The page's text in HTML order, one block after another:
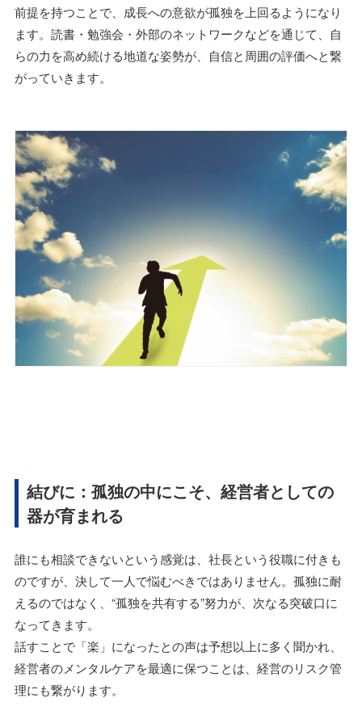
前提を持つことで、成長への意欲が孤独を上回るようになり
ます。読書・勉強会・外部のネットワークなどを通じて、自
らの力を高め続ける地道な姿勢が、自信と周囲の評価へと繋
がっていきます。
結びに：孤独の中にこそ、経営者としての
器が育まれる
誰にも相談できないという感覚は、社長という役職に付きも
のですが、決して一人で悩むべきではありません。孤独に耐
えるのではなく、“孤独を共有する”努力が、次なる突破口に
なってきます。
話すことで「楽」になったとの声は予想以上に多く聞かれ、
経営者のメンタルケアを最適に保つことは、経営のリスク管
理にも繋がります。